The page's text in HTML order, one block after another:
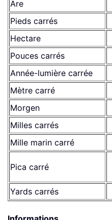
Are
Pieds carrés
Hectare
Pouces carrés
Année-lumière carrée
Mètre carré
Morgen
Milles carrés
Mille marin carré
Pica carré
Yards carrés